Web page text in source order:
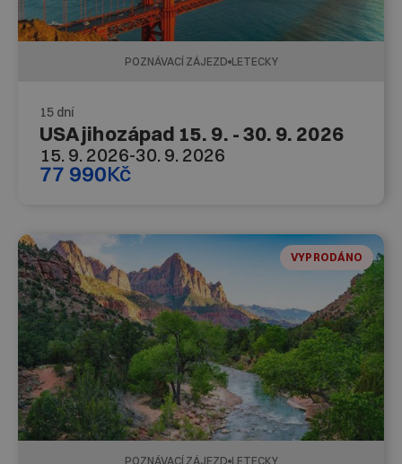
POZNÁVACÍ ZÁJEZD LETECKY
15 dní
USA jihozápad 15. 9. - 30. 9. 2026
15. 9. 2026-30. 9. 2026
77 990Kč
VYPRODÁNO
POZNÁVACÍ ZÁJEZD LETECKY